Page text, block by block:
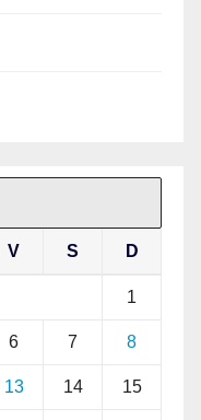
V S D
1
6 7 8
13 14 15